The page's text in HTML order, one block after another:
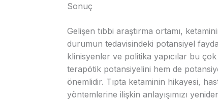
Sonuç
Gelişen tıbbi araştırma ortamı,
durumun tedavisindeki potansiyel
klinisyenler ve politika yapıcılar bu
terapötik potansiyelini hem de
önemlidir. Tıpta ketaminin hikayesi,
yöntemlerine ilişkin anlayışımızı